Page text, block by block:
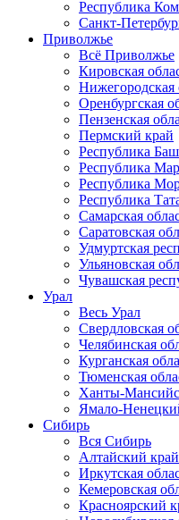
Республика
Санкт-
Приволжье
Всё Приволжье
Кировская
Нижегородская
Оренбургская
Пензенская
Пермский край
Республика
Республика
Республика
Республика
Самарская
Саратовская
Удмуртская
Ульяновская
Чувашская
Урал
Весь Урал
Свердловская
Челябинская
Курганская
Тюменская
Ханты-
Ямало-
Сибирь
Вся Сибирь
Алтайский край
Иркутская
Кемеровская
Красноярский